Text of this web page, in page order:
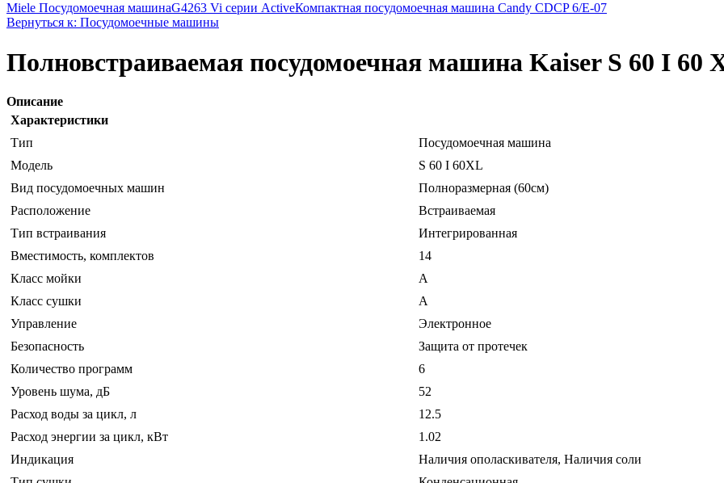
Miele Посудомоечная машинаG4263 Vi серии ActiveКомпактная посудомоечная машина Candy CDCP 6/E-07
Вернуться к: Посудомоечные машины
Полновстраиваемая посудомоечная машина Kaiser S 60 I 60
Описание
Характеристики
Тип
Посудомоечная машина
Модель
S 60 I 60XL
Вид посудомоечных машин
Полноразмерная (60см)
Расположение
Встраиваемая
Тип встраивания
Интегрированная
Вместимость, комплектов
14
Класс мойки
A
Класс сушки
A
Управление
Электронное
Безопасность
Защита от протечек
Количество программ
6
Уровень шума, дБ
52
Расход воды за цикл, л
12.5
Расход энергии за цикл, кВт
1.02
Индикация
Наличия ополаскивателя, Наличия соли